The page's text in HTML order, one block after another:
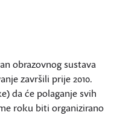
obrazovnog sustava
završili prije 2010.
da će polaganje svih
roku biti organizirano